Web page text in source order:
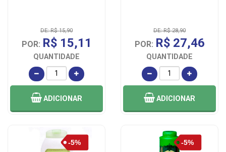
DE: R$ 15,90
POR: R$ 15,11
QUANTIDADE
ADICIONAR
DE: R$ 28,90
POR: R$ 27,46
QUANTIDADE
ADICIONAR